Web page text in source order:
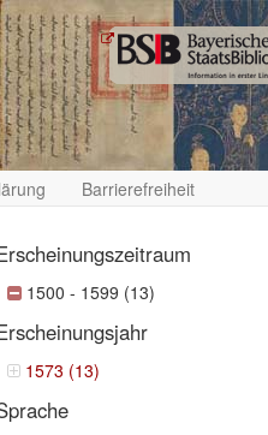
Barrierefreiheit
1500 - 1599 (13)
1573 (13)